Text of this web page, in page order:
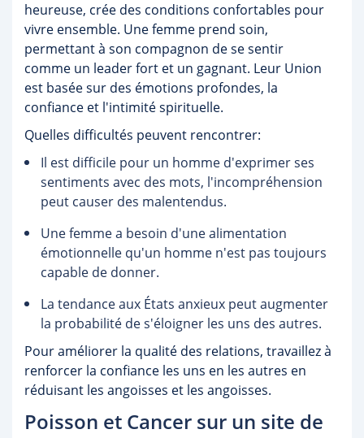
heureuse, crée des conditions confortables pour
vivre ensemble. Une femme prend soin,
permettant à son compagnon de se sentir
comme un leader fort et un gagnant. Leur Union
est basée sur des émotions profondes, la
confiance et l'intimité spirituelle.
Quelles difficultés peuvent rencontrer:
Il est difficile pour un homme d'exprimer ses
sentiments avec des mots, l'incompréhension
peut causer des malentendus.
Une femme a besoin d'une alimentation
émotionnelle qu'un homme n'est pas toujours
capable de donner.
La tendance aux États anxieux peut augmenter
la probabilité de s'éloigner les uns des autres.
Pour améliorer la qualité des relations, travaillez à
renforcer la confiance les uns en les autres en
réduisant les angoisses et les angoisses.
Poisson et Cancer sur un site de